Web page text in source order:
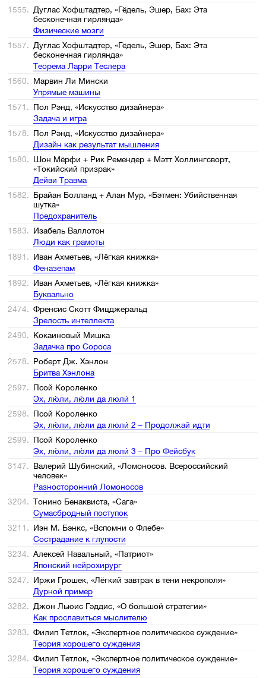
1555. Дуглас Хофштадтер, «Гёдель, Эшер, Бах: Эта
бесконечная гирлянда»
Физические мозги
1557. Дуглас Хофштадтер, «Гёдель, Эшер, Бах: Эта
бесконечная гирлянда»
Теорема Ларри Теслера
1560. Марвин Ли Мински
Упрямые машины
1571. Пол Рэнд, «Искусство дизайнера»
Задача и игра
1578. Пол Рэнд, «Искусство дизайнера»
Дизайн как результат мышления
1580. Шон Мёрфи + Рик Ремендер + Мэтт Холлингсворт,
«Токийский призрак»
Дейви Травма
1582. Брайан Болланд + Алан Мур, «Бэтмен: Убийственная
шутка»
Предохранитель
1583. Изабель Валлотон
Люди как грамоты
1891. Иван Ахметьев, «Лёгкая книжка»
Феназепам
1892. Иван Ахметьев, «Лёгкая книжка»
Буквально
2474. Френсис Скотт Фицджеральд
Зрелость интеллекта
2490. Кокаиновый Мишка
Задачка про Сороса
2578. Роберт Дж. Хэнлон
Бритва Хэнлона
2597. Псой Короленко
Эх, лю́ли, лю́ли да люли́ 1
2598. Псой Короленко
Эх, лю́ли, лю́ли да люли́ 2 – Продолжай идти
2599. Псой Короленко
Эх, лю́ли, лю́ли да люли́ 3 – Про Фейсбук
3147. Валерий Шубинский, «Ломоносов. Всероссийский
человек»
Разносторонний Ломоносов
3204. Тонино Бенаквиста, «Сага»
Сумасбродный поступок
3211. Иэн М. Бэнкс, «Вспомни о Флебе»
Сострадание к глупости
3234. Алексей Навальный, «Патриот»
Японский нейрохирург
3247. Иржи Грошек, «Лёгкий завтрак в тени некрополя»
Дурной пример
3282. Джон Льюис Гэддис, «О большой стратегии»
Как прославиться мыслителю
3283. Филип Тетлок, «Экспертное политическое суждение»
Теория хорошего суждения
3284. Филип Тетлок, «Экспертное политическое суждение»
Теория хорошего суждения